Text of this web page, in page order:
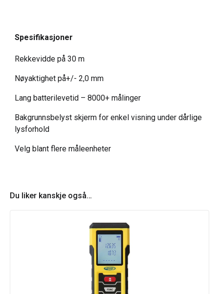
Spesifikasjoner
Rekkevidde på 30 m
Nøyaktighet på+/- 2,0 mm
Lang batterilevetid – 8000+ målinger
Bakgrunnsbelyst skjerm for enkel visning under dårlige
lysforhold
Velg blant flere måleenheter
Du liker kanskje også…